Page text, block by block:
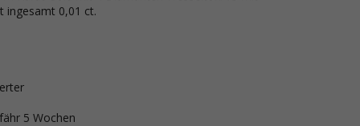
ingesamt 0,01 ct.
5 Wochen